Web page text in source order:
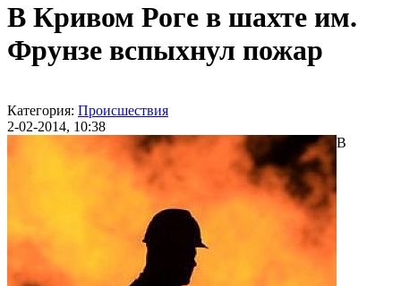
В Кривом Роге в шахте им.
Фрунзе вспыхнул пожар
Категория: Происшествия
2-02-2014, 10:38
В